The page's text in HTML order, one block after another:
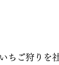
ちご狩りを